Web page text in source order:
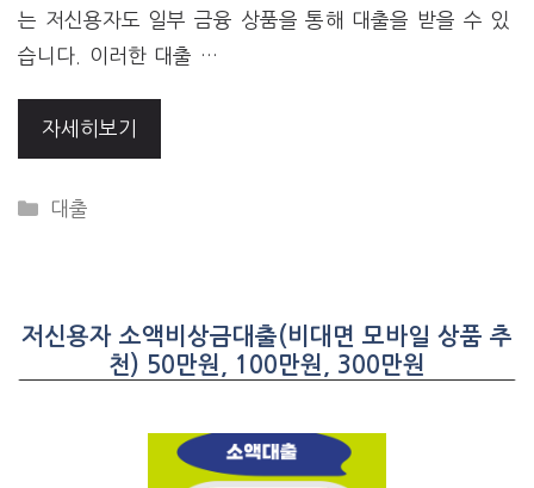
는 저신용자도 일부 금융 상품을 통해 대출을 받을 수 있
습니다. 이러한 대출 …
자세히보기
CATEGORIES
대출
저신용자 소액비상금대출(비대면 모바일 상품 추
천) 50만원, 100만원, 300만원